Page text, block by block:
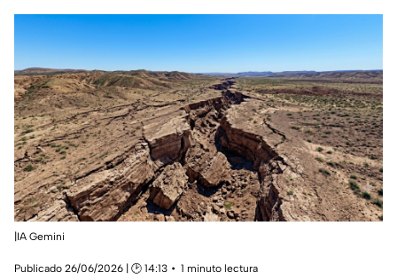
|IA Gemini
Publicado 26/06/2026 | 🕑 14:13
1 minuto lectura